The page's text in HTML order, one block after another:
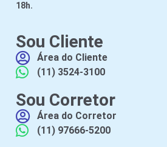
18h.
Sou Cliente
Área do Cliente
(11) 3524-3100
Sou Corretor
Área do Corretor
(11) 97666-5200